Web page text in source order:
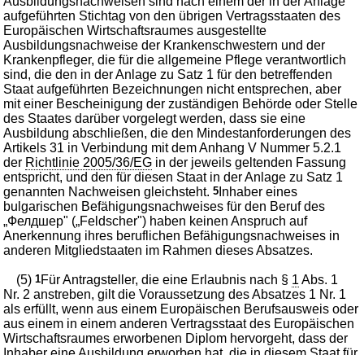
aufgeführten Stichtag von den übrigen Vertragsstaaten des
Europäischen Wirtschaftsraumes ausgestellte
Ausbildungsnachweise der Krankenschwestern und der
Krankenpfleger, die für die allgemeine Pflege verantwortlich
sind, die den in der Anlage zu Satz 1 für den betreffenden
Staat aufgeführten Bezeichnungen nicht entsprechen, aber
mit einer Bescheinigung der zuständigen Behörde oder Stelle
des Staates darüber vorgelegt werden, dass sie eine
Ausbildung abschließen, die den Mindestanforderungen des
Artikels 31 in Verbindung mit dem Anhang V Nummer 5.2.1
der Richtlinie 2005/36/EG in der jeweils geltenden Fassung
entspricht, und den für diesen Staat in der Anlage zu Satz 1
genannten Nachweisen gleichsteht.5 Inhaber eines
bulgarischen Befähigungsnachweises für den Beruf des
„Фелдшер" („Feldscher") haben keinen Anspruch auf
Anerkennung ihres beruflichen Befähigungsnachweises in
anderen Mitgliedstaaten im Rahmen dieses Absatzes.
(5)1Für Antragsteller, die eine Erlaubnis nach § 1 Abs. 1
Nr. 2 anstreben, gilt die Voraussetzung des Absatzes 1 Nr. 1
als erfüllt, wenn aus einem Europäischen Berufsausweis oder
aus einem in einem anderen Vertragsstaat des Europäischen
Wirtschaftsraumes erworbenen Diplom hervorgeht, dass der